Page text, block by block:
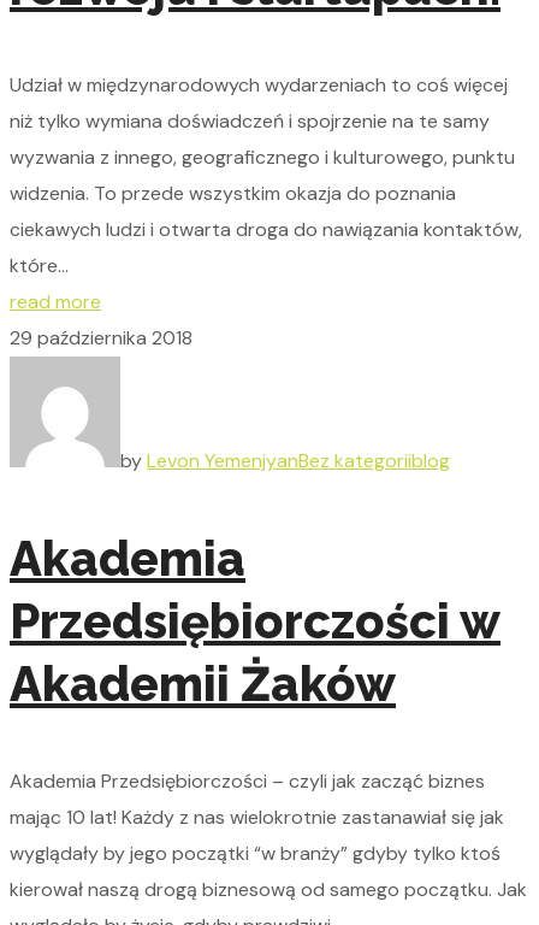
Udział w międzynarodowych wydarzeniach to coś więcej
niż tylko wymiana doświadczeń i spojrzenie na te samy
wyzwania z innego, geograficznego i kulturowego, punktu
widzenia. To przede wszystkim okazja do poznania
ciekawych ludzi i otwarta droga do nawiązania kontaktów,
które...
read more
29 października 2018
byLevon YemenjyanBez kategoriiblog
Akademia
Przedsiębiorczości w
Akademii Żaków
Akademia Przedsiębiorczości – czyli jak zacząć biznes
mając 10 lat! Każdy z nas wielokrotnie zastanawiał się jak
wyglądały by jego początki “w branży” gdyby tylko ktoś
kierował naszą drogą biznesową od samego początku. Jak